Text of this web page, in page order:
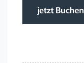
jetzt Buchen